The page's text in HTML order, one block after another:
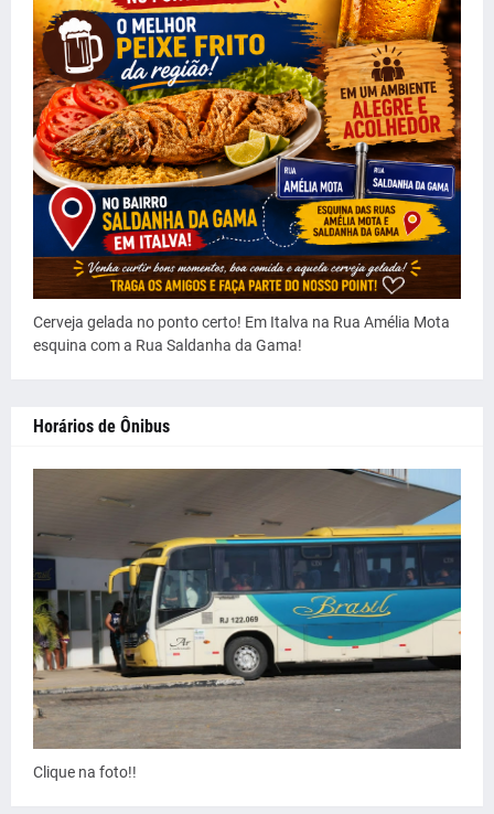
Cerveja gelada no ponto certo! Em Italva na Rua Amélia Mota
esquina com a Rua Saldanha da Gama!
Horários de Ônibus
Clique na foto!!